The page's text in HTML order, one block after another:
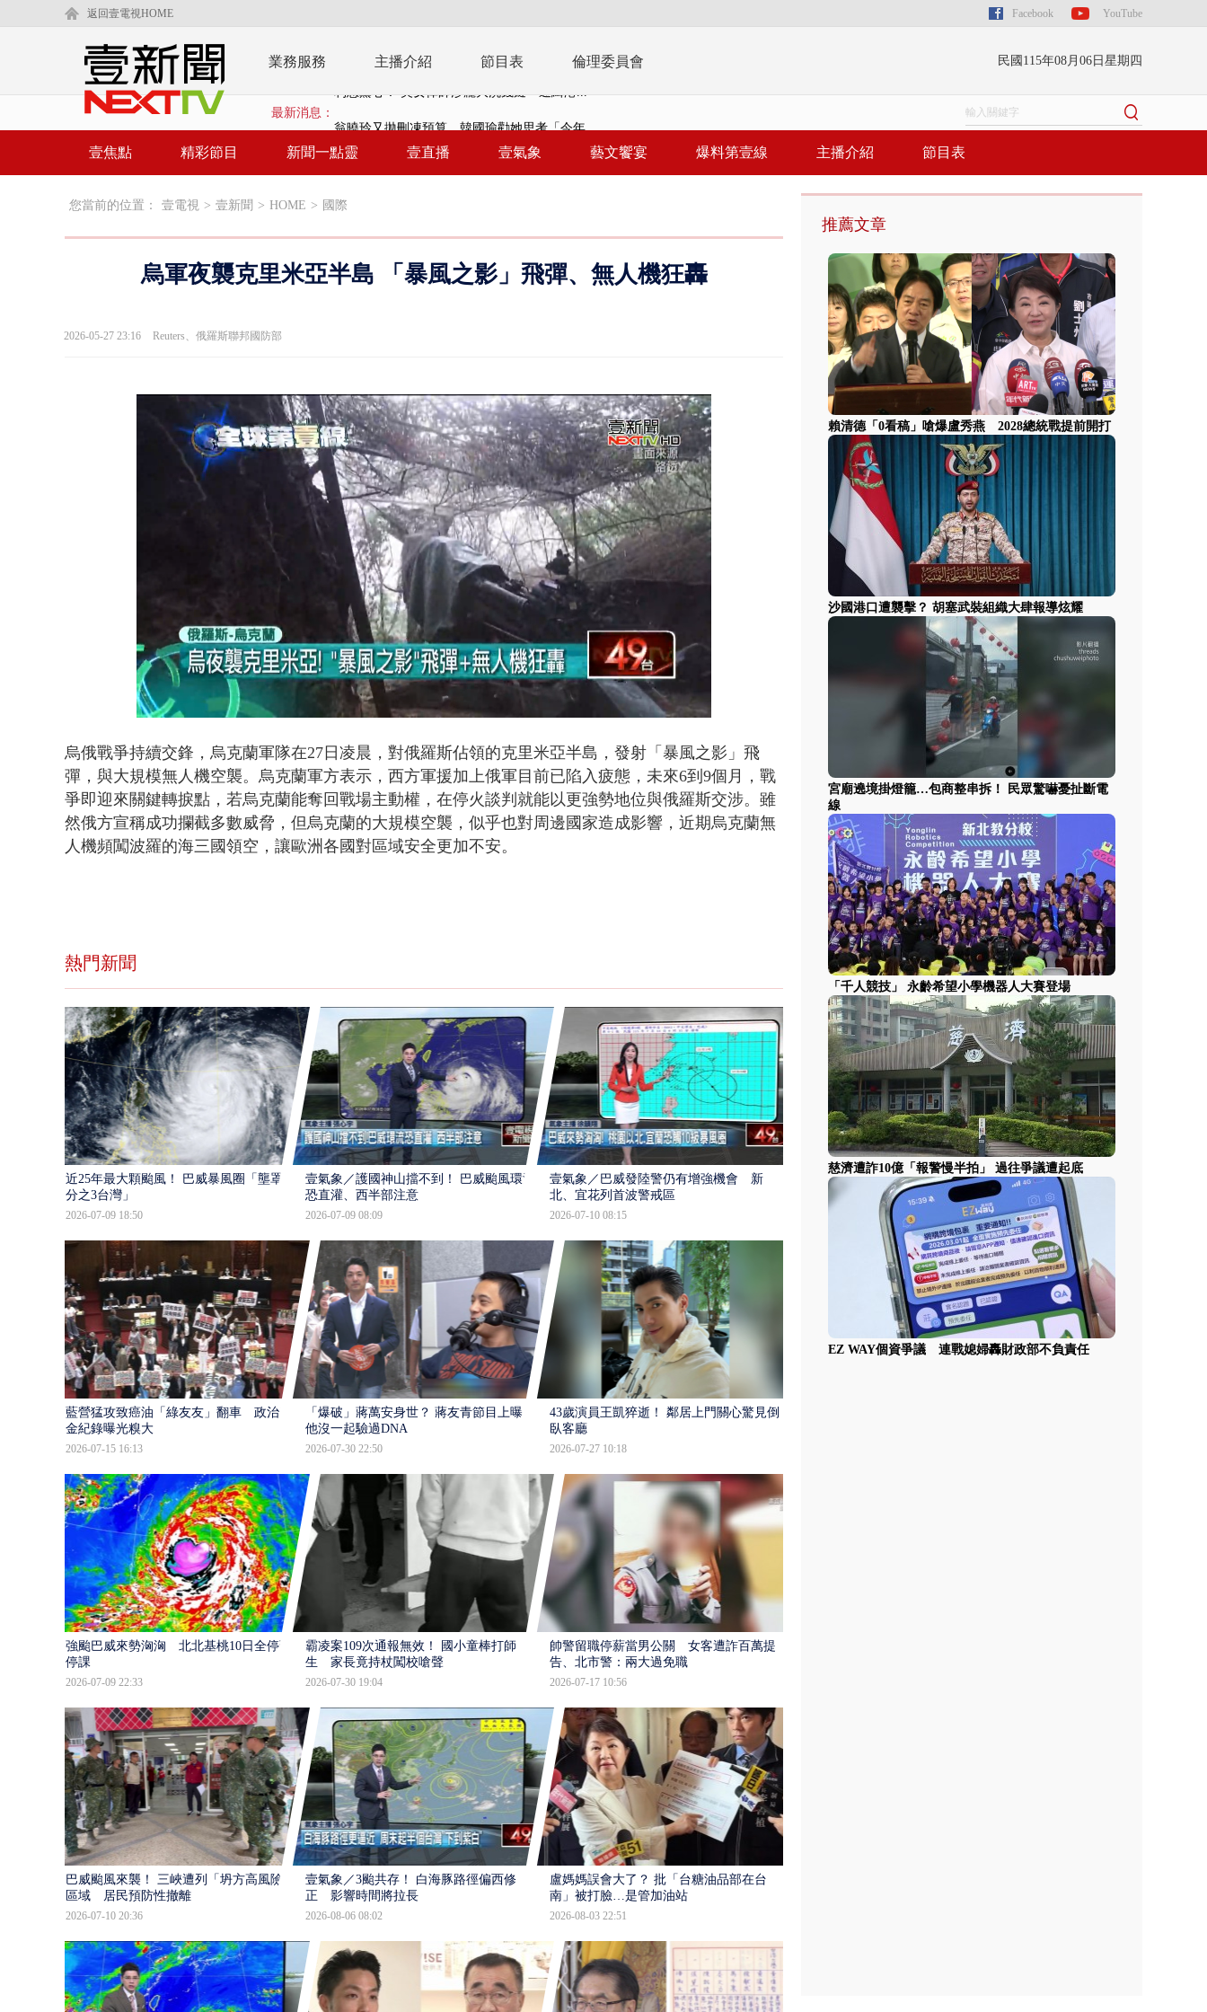
返回壹電視HOME Facebook YouTube
業務服務 主播介紹 節目表 倫理委員會 民國115年08月06日星期四
最新消息：
賴清德「0看稿」嗆爆盧秀燕 2028總統戰提...
白海豚逼近...北市「颱風整備假」？ 蔣萬安...
利慾薰心！ 美女律師涉龐大洗錢鏈 通緝港...
壹焦點 精彩節目 新聞一點靈 壹直播 壹氣象 藝文饗宴 爆料第壹線 主播介紹 節目表
您當前的位置： 壹電視 > 壹新聞 > HOME > 國際
烏軍夜襲克里米亞半島 「暴風之影」飛彈、無人機狂轟
2026-05-27 23:16 Reuters、俄羅斯聯邦國防部
Unmute
:
54.67%
烏俄戰爭持續交鋒，烏克蘭軍隊在27日凌晨，對俄羅斯佔領的克里米亞半島，發射「暴風之影」飛
彈，與大規模無人機空襲。烏克蘭軍方表示，西方軍援加上俄軍目前已陷入疲態，未來6到9個月，戰
爭即迎來關鍵轉捩點，若烏克蘭能奪回戰場主動權，在停火談判就能以更強勢地位與俄羅斯交涉。雖
然俄方宣稱成功攔截多數威脅，但烏克蘭的大規模空襲，似乎也對周邊國家造成影響，近期烏克蘭無
人機頻闖波羅的海三國領空，讓歐洲各國對區域安全更加不安。
熱門新聞
近25年最大顆颱風！ 巴威暴風圈「壟罩4
分之3台灣」
2026-07-09 18:50
壹氣象／護國神山擋不到！ 巴威颱風環流
恐直灌、西半部注意
2026-07-09 08:09
壹氣象／巴威發陸警仍有增強機會 新
北、宜花列首波警戒區
2026-07-10 08:15
藍營猛攻致癌油「綠友友」翻車 政治獻
金紀錄曝光糗大
2026-07-15 16:13
「爆破」蔣萬安身世？ 蔣友青節目上曝：
他沒一起驗過DNA
2026-07-30 22:50
43歲演員王凱猝逝！ 鄰居上門關心驚見倒
臥客廳
2026-07-27 10:18
強颱巴威來勢洶洶 北北基桃10日全停班
停課
2026-07-09 22:33
霸凌案109次通報無效！ 國小童棒打師
生 家長竟持杖闖校嗆聲
2026-07-30 19:04
帥警留職停薪當男公關 女客遭詐百萬提
告、北市警：兩大過免職
2026-07-17 10:56
巴威颱風來襲！ 三峽遭列「坍方高風險」
區域 居民預防性撤離
2026-07-10 20:36
壹氣象／3颱共存！ 白海豚路徑偏西修
正 影響時間將拉長
2026-08-06 08:02
盧媽媽誤會大了？ 批「台糖油品部在台
南」被打臉…是管加油站
2026-08-03 22:51
推薦文章
賴清德「0看稿」嗆爆盧秀燕 2028總統戰提前開打
沙國港口遭襲擊？ 胡塞武裝組織大肆報導炫耀
宮廟遶境掛燈籠…包商整串拆！ 民眾驚嚇憂扯斷電
線
「千人競技」 永齡希望小學機器人大賽登場
慈濟遭詐10億「報警慢半拍」 過往爭議遭起底
EZ WAY個資爭議 連戰媳婦轟財政部不負責任